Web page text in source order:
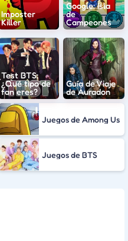
Imposter
Killer
Google: Isla
de
Campeones
Test BTS:
¿Qué tipo de
fan eres?
Guía de Viaje
de Áuradon
Juegos de Among Us
Juegos de BTS